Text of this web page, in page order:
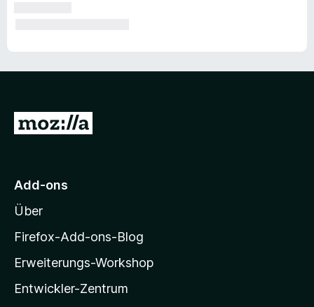
Z
M
z
i
l
a
Add-ons
Über
Firefox-Add-ons-Blog
Erweiterungs-Workshop
Entwickler-Zentrum